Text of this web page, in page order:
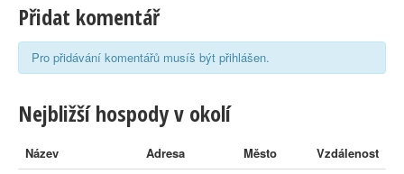
Přidat komentář
Pro přidávání komentářů musíš být přihlášen.
Nejbližší hospody v okolí
Název Adresa Město
Vzdálenost